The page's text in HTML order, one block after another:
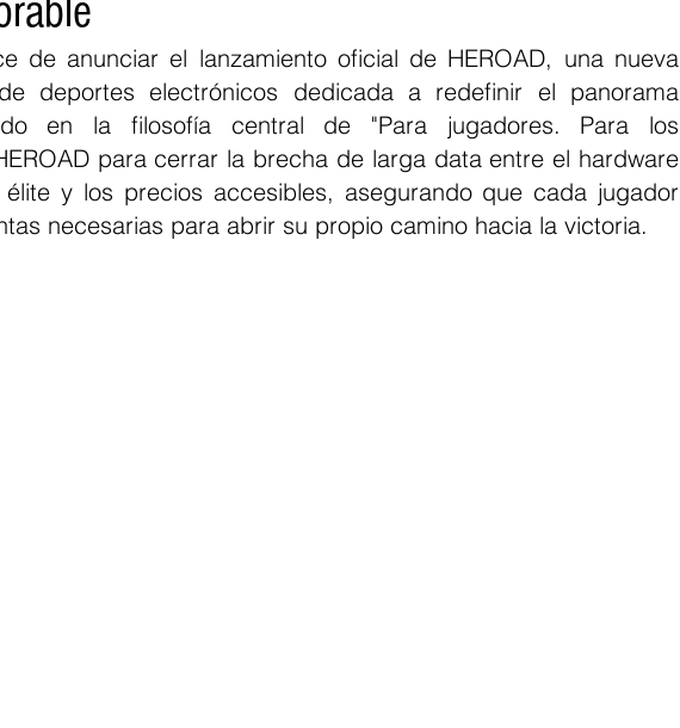
de anunciar el lanzamiento oficial de HEROAD, una nueva
deportes electrónicos dedicada a redefinir el panorama
en la filosofía central de "Para jugadores. Para los
para cerrar la brecha de larga data entre el hardware
y los precios accesibles, asegurando que cada jugador
necesarias para abrir su propio camino hacia la victoria.